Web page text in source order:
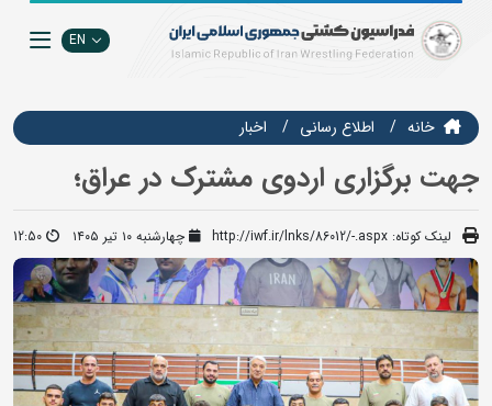
EN
خانه اطلاع رسانی اخبار
جهت برگزاری اردوی مشترک در عراق؛
لینک کوتاه: http://iwf.ir/lnks/86012/-.aspx چهارشنبه ۱۰ تیر ۱۴۰۵ 12:50